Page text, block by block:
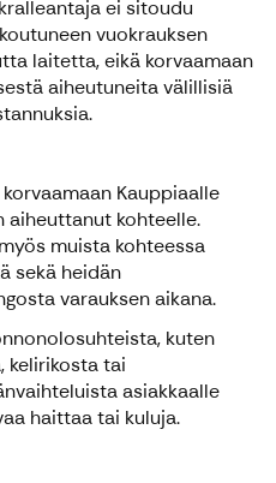
ei sitoudu
vuokrauksen
laitetta, eikä korvaamaan
aiheutuneita välillisiä
Kauppiaalle
aiheuttanut kohteelle.
muista kohteessa
sekä heidän
varauksen aikana.
kuten
kelirikosta tai
asiakkaalle
haittaa tai kuluja.